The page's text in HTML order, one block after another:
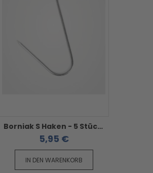
Borniak S Haken - 5 Stück im Pack
5,95 €
IN DEN WARENKORB